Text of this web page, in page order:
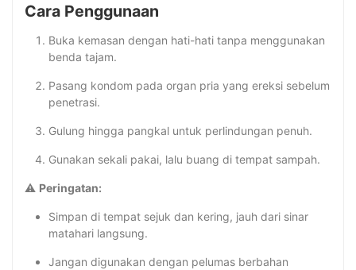
Cara Penggunaan
Buka kemasan dengan hati-hati tanpa menggunakan
benda tajam.
Pasang kondom pada organ pria yang ereksi sebelum
penetrasi.
Gulung hingga pangkal untuk perlindungan penuh.
Gunakan sekali pakai, lalu buang di tempat sampah.
⚠ Peringatan:
Simpan di tempat sejuk dan kering, jauh dari sinar
matahari langsung.
Jangan digunakan dengan pelumas berbahan